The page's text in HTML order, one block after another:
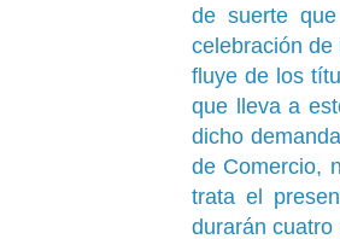
de suerte
celebración
fluye de los
que lleva a
dicho
de Comercio,
trata el
durarán